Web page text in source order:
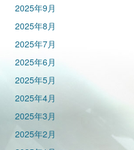
2025年9月
2025年8月
2025年7月
2025年6月
2025年5月
2025年4月
2025年3月
2025年2月